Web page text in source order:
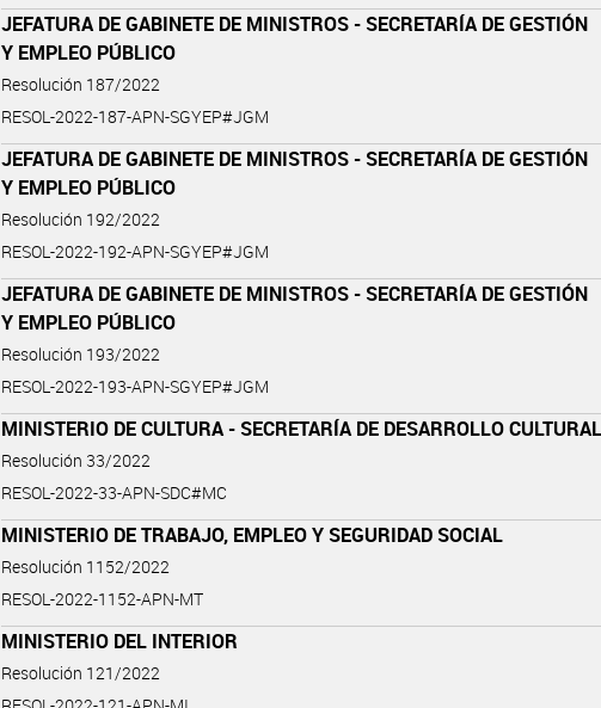
JEFATURA DE GABINETE DE MINISTROS - SECRETARÍA DE GESTIÓN
Y EMPLEO PÚBLICO
Resolución 187/2022
RESOL-2022-187-APN-SGYEP#JGM
JEFATURA DE GABINETE DE MINISTROS - SECRETARÍA DE GESTIÓN
Y EMPLEO PÚBLICO
Resolución 192/2022
RESOL-2022-192-APN-SGYEP#JGM
JEFATURA DE GABINETE DE MINISTROS - SECRETARÍA DE GESTIÓN
Y EMPLEO PÚBLICO
Resolución 193/2022
RESOL-2022-193-APN-SGYEP#JGM
MINISTERIO DE CULTURA - SECRETARÍA DE DESARROLLO
Resolución 33/2022
RESOL-2022-33-APN-SDC#MC
MINISTERIO DE TRABAJO, EMPLEO Y SEGURIDAD SOCIAL
Resolución 1152/2022
RESOL-2022-1152-APN-MT
MINISTERIO DEL INTERIOR
Resolución 121/2022